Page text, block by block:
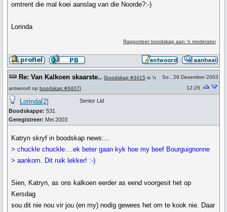
omtrent die mal koei aanslag van die Noorde?:-)
Lorinda
Rapporteer boodskap aan 'n moderator
Re: Van Kalkoen skaarste.. [boodskap #3415 is 'n
antwoord op boodskap #3407]
So., 28 Desember 2003
12:26
Lorinda[2]
Boodskappe: 531
Geregistreer: Mei 2003
Senior Lid
Katryn skryf in boodskap news:...
> chuckle chuckle....ek beter gaan kyk hoe my beef Bourguignonne
> aankom. Dit ruik lekker! :-)
Sien, Katryn, as ons kalkoen eerder as eend voorgesit het op
Kersdag
sou dit nie nou vir jou (en my) nodig gewees het om te kook nie. Daar